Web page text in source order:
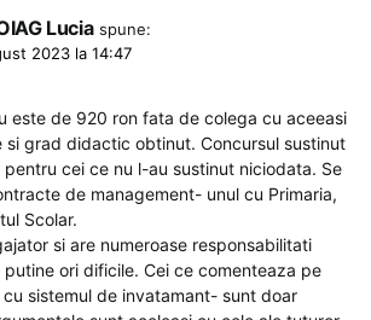
Lucia spune:
2023 la 14:47
este de 920 ron fata de colega cu aceeasi
si grad didactic obtinut. Concursul sustinut
cei ce nu l-au sustinut niciodata. Se
de management- unul cu Primaria,
Scolar.
si are numeroase responsabilitati
ori dificile. Cei ce comenteaza pe
sistemul de invatamant- sunt doar